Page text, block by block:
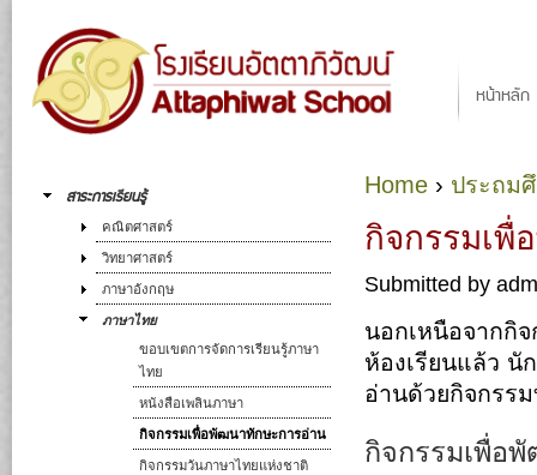
หน้าหลัก
You are here
Home › ประถม
กิจกรรมเ
Submitted by
นอกเหนือจากกิ
ห้องเรียนแล้ว นั
อ่านด้วยกิจกรร
กิจกรรมเพื่อ
สาระการเรียนรู้
คณิตศาสตร์
วิทยาศาสตร์
ภาษาอังกฤษ
ภาษาไทย
ขอบเขตการจัดการเรียนรู้ภาษา
ไทย
หนังสือเพลินภาษา
กิจกรรมเพื่อพัฒนาทักษะการอ่าน
กิจกรรมวันภาษาไทยแห่งชาติ